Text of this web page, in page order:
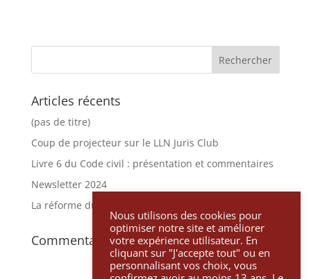
Articles récents
(pas de titre)
Coup de projecteur sur le LLN Juris Club
Livre 6 du Code civil : présentation et commentaires
Newsletter 2024
La réforme du Livre 1 du Code pénal
Commentaires récents
Nous utilisons des cookies pour
optimiser notre site et améliorer
votre expérience utilisateur. En
cliquant sur "J'accepte tout" ou en
personnalisant vos choix, vous